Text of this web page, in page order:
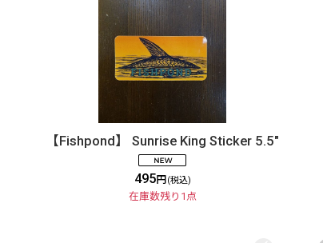
【Fishpond】 Sunrise King Sticker 5.5"
495円 (税込)
在庫数残り1点